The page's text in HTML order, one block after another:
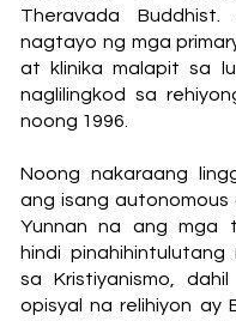
Theravada
nagtayo ng mga
at klinika malapit sa
naglilingkod sa
noong 1996.
Noong nakaraang
ang isang
Yunnan na ang mga
hindi pinahihintulutang
sa Kristiyanismo,
opisyal na relihiyon ay